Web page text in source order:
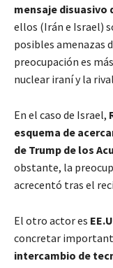
mensaje
ellos (Irán e Israel)
posibles amenazas
preocupación es
nuclear iraní y la
En el caso de Israel,
esquema de
de Trump de los
obstante, la
acrecentó tras el
El otro actor es
concretar
intercambio de